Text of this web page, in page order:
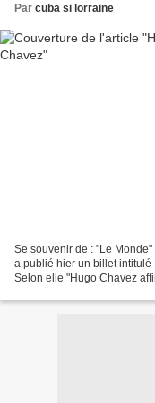
Par cuba si lorraine
Se souvenir de : "Le
a publié hier un billet intitulé
Selon elle "Hugo Chavez